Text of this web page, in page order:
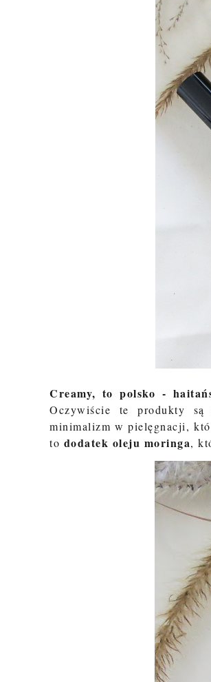
Creamy, to polsko -
Oczywiście te produkty
minimalizm w pielęgnacji,
to dodatek oleju moringa,